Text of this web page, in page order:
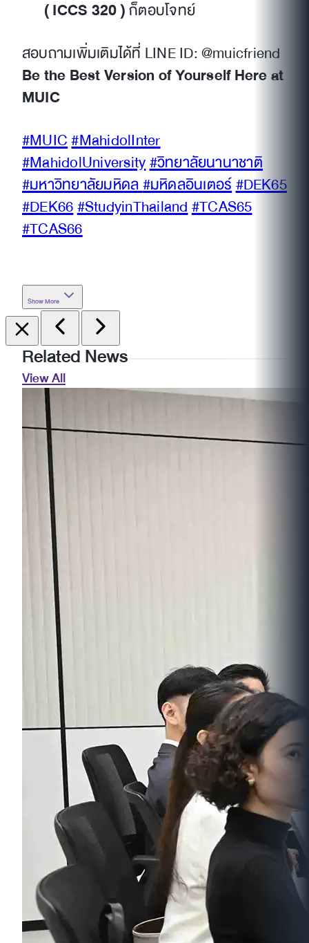
( ICCS 320 )ก็ตอบโจทย์
สอบถามเพิ่มเติมได้ที่ LINE ID: @muicfriend
Be the Best Version of Yourself Here at
MUIC
#MUIC#MahidolInter
#MahidolUniversity#วิทยาลัยนานาชาติ
#มหาวิทยาลัยมหิดล#มหิดลอินเตอร์#DEK65
#DEK66#StudyinThailand#TCAS65
#TCAS66
Show More
Related News
View All